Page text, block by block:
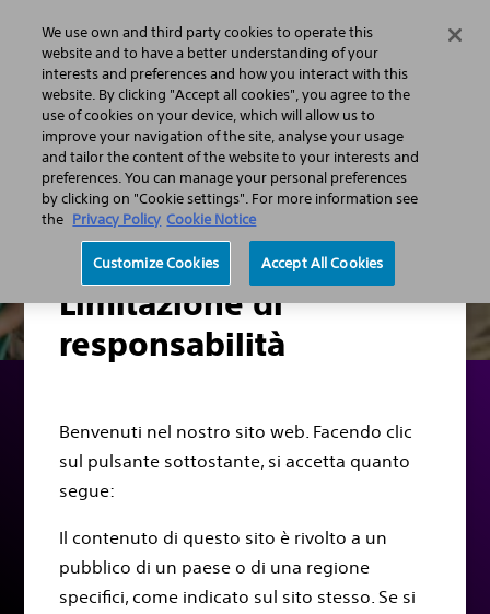
Limitazione di
responsabilità
Benvenuti nel nostro sito web. Facendo clic
sul pulsante sottostante, si accetta quanto
segue:
Il contenuto di questo sito è rivolto a un
pubblico di un paese o di una regione
specifici, come indicato sul sito stesso. Se si
ARRESTO CARDIACO
Domande per il vostro
medico sull'arresto
cardiaco improvviso¹
We use own and third party cookies to operate this
website and to have a better understanding of your
interests and preferences and how you interact with this
website. By clicking "Accept all cookies", you agree to the
use of cookies on your device, which will allow us to
improve your navigation of the site, analyse your usage
and tailor the content of the website to your interests and
preferences. You can manage your personal preferences
by clicking on "Cookie settings". For more information see
the Privacy Policy Cookie Notice
Customize Cookies Accept All Cookies